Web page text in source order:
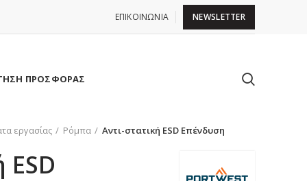
ΕΠΙΚΟΙΝΩΝΙΑ NEWSLETTER
ΠΡΟΣΦΟΡΑΣ
εργασίας Ρόμπα Αντι-στατική ESD Επένδυση
ESD